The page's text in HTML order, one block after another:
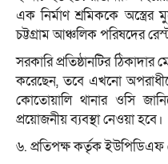
এক নির্মাণ শ্রমিককে
চট্টগ্রাম আঞ্চলিক পরিষদের
সরকারি প্রতিষ্ঠানটির ঠিকাদার
করেছেন, তবে এখনো
কোতোয়ালি থানার ওসি
প্রয়োজনীয় ব্যবস্থা নেওয়া হবে।
৬. প্রতিপক্ষ কর্তৃক